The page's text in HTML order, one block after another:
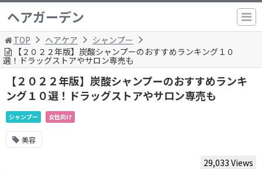
ヘアガーデン
TOP ヘアケア
シャンプー
【２０２２年版】炭酸シャンプーのおすすめランキング１０
選！ドラッグストアやサロン専売も
【２０２２年版】炭酸シャンプーのおすすめランキ
ング１０選！ドラッグストアやサロン専売も
シャンプー 女性向け
美容
29,033 Views